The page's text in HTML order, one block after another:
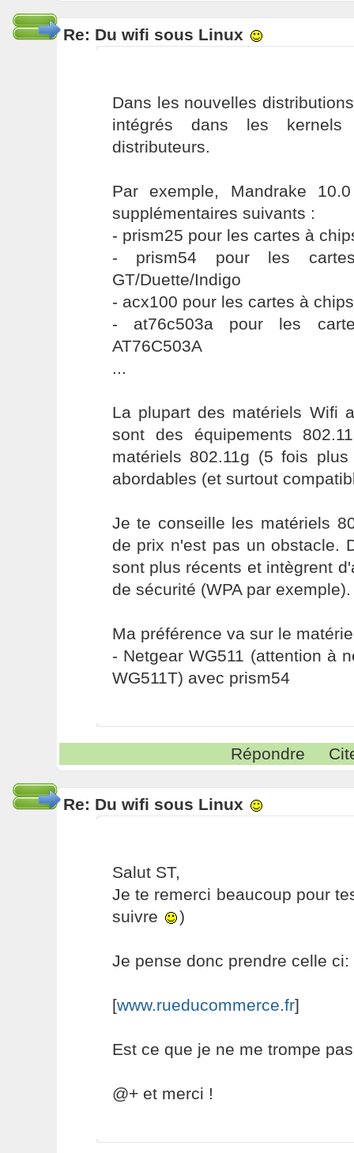
Re: Du wifi sous Linux
Dans les nouvelles
intégrés dans les
distributeurs.
Par exemple, Mandrake
supplémentaires suivants :
- prism25 pour les cartes à
- prism54 pour les
GT/Duette/Indigo
- acx100 pour les cartes à
- at76c503a pour les
AT76C503A
...
La plupart des matériels Wifi
sont des équipements
matériels 802.11g (5 fois
abordables (et surtout
Je te conseille les matériels
de prix n'est pas un obstacle.
sont plus récents et intègrent
de sécurité (WPA par exemple).
Ma préférence va sur le
- Netgear WG511 (attention à
WG511T) avec prism54
Répondre
Re: Du wifi sous Linux
Salut ST,
Je te remerci beaucoup pour
suivre
)
Je pense donc prendre celle ci:
[www.rueducommerce.fr]
Est ce que je ne me trompe
@+ et merci !